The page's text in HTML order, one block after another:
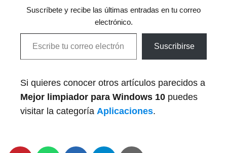
Suscríbete y recibe las últimas entradas en tu correo
electrónico.
Escribe tu correo electrónico…
Suscribirse
Si quieres conocer otros artículos parecidos a
Mejor limpiador para Windows 10 puedes
visitar la categoría Aplicaciones.